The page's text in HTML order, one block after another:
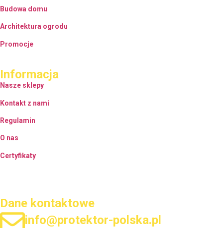
Budowa domu
Architektura ogrodu
Promocje
Informacja
Nasze sklepy
Kontakt z nami
Regulamin
O nas
Certyfikaty
Dane kontaktowe
info@protektor-polska.pl